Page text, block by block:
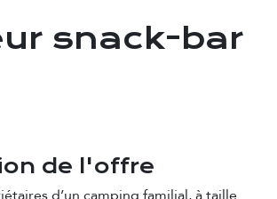
snack-bar
de l'offre